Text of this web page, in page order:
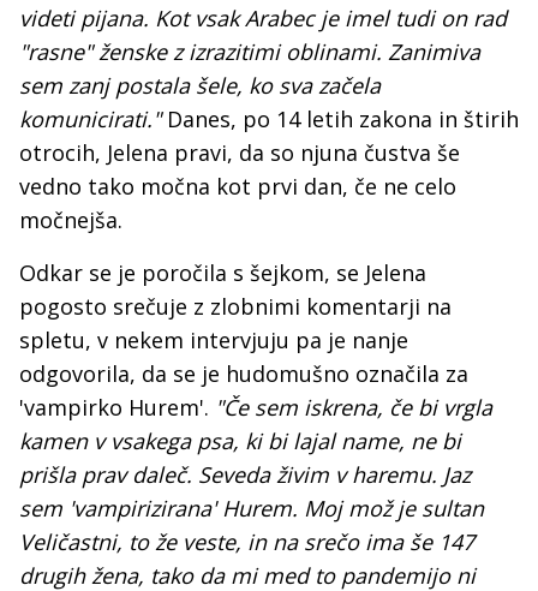
videti pijana. Kot vsak Arabec je imel tudi on rad
"rasne" ženske z izrazitimi oblinami. Zanimiva
sem zanj postala šele, ko sva začela
komunicirati." Danes, po 14 letih zakona in štirih
otrocih, Jelena pravi, da so njuna čustva še
vedno tako močna kot prvi dan, če ne celo
močnejša.
Odkar se je poročila s šejkom, se Jelena
pogosto srečuje z zlobnimi komentarji na
spletu, v nekem intervjuju pa je nanje
odgovorila, da se je hudomušno označila za
'vampirko Hurem'. "Če sem iskrena, če bi vrgla
kamen v vsakega psa, ki bi lajal name, ne bi
prišla prav daleč. Seveda živim v haremu. Jaz
sem 'vampirizirana' Hurem. Moj mož je sultan
Veličastni, to že veste, in na srečo ima še 147
drugih žena, tako da mi med to pandemijo ni